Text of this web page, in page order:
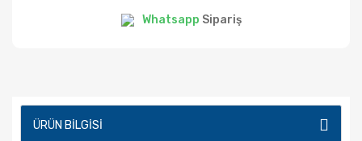
Whatsapp Sipariş
ÜRÜN BILGISI